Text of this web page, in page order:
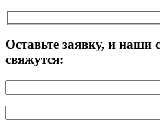
Оставьте заявку, и наши
свяжутся: